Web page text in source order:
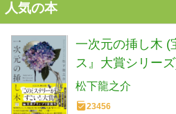
人気の本
一次元の挿し木 (
ス』大賞シリー
松下龍之介
23456